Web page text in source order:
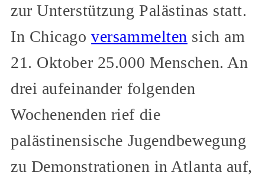
zur Unterstützung Palästinas statt.
In Chicagoversammelten sich am
21. Oktober 25.000 Menschen. An
drei aufeinander folgenden
Wochenenden rief die
palästinensische Jugendbewegung
zu Demonstrationen in Atlanta auf,